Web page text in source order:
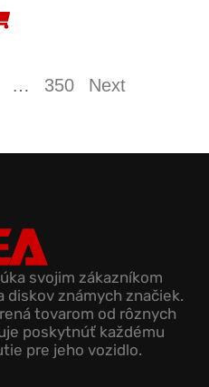
… 350 Next
svojim zákazníkom
diskov známych značiek.
tovarom od rôznych
poskytnúť každému
pre jeho vozidlo.